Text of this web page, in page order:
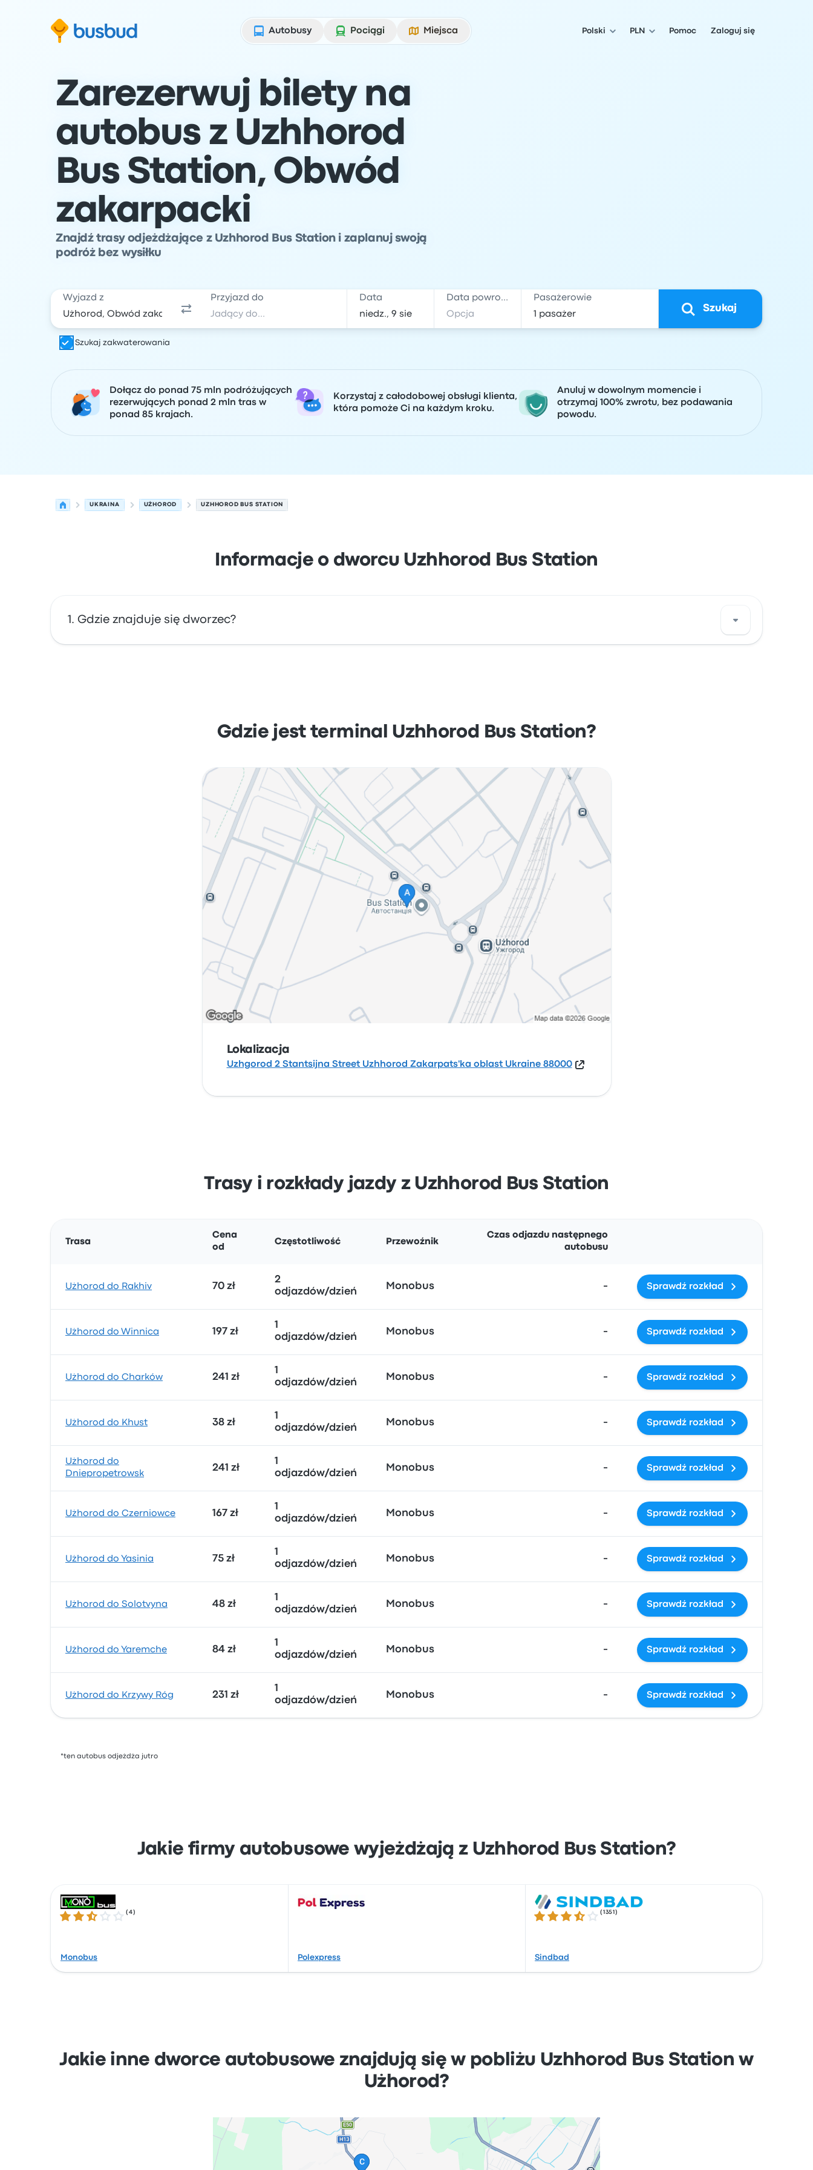
Autobusy
Pociągi Miejsca Polski PLN Pomoc Zaloguj się
Zarezerwuj bilety na
autobus z Uzhhorod
Bus Station, Obwód
zakarpacki
Znajdź trasy odjeżdżające z Uzhhorod Bus Station i zaplanuj swoją
podróż bez wysiłku
Wyjazd z Przyjazd do Data Data powrotu Pasażerowie
Szukaj
Szukaj zakwaterowania
Dołącz do ponad 75 mln podróżujących
rezerwujących ponad 2 mln tras w
ponad 85 krajach.
Korzystaj z całodobowej obsługi klienta,
która pomoże Ci na każdym kroku.
Anuluj w dowolnym momencie i
otrzymaj 100% zwrotu, bez podawania
powodu.
UKRAINA UŻHOROD UZHHOROD BUS STATION
Informacje o dworcu Uzhhorod Bus Station
Gdzie znajduje się dworzec?
Gdzie jest terminal Uzhhorod Bus Station?
Lokalizacja
Uzhgorod 2 Stantsijna Street Uzhhorod Zakarpats'ka oblast Ukraine 88000
Trasy i rozkłady jazdy z Uzhhorod Bus Station
Trasa
Cena
od
Częstotliwość Przewoźnik
Czas odjazdu następnego
autobusu
Użhorod do Rakhiv 70 zł
2
odjazdów/dzień
Monobus - Sprawdź rozkład
Użhorod do Winnica 197 zł
1
odjazdów/dzień
Monobus - Sprawdź rozkład
Użhorod do Charków 241 zł
1
odjazdów/dzień
Monobus - Sprawdź rozkład
Użhorod do Khust 38 zł
1
odjazdów/dzień
Monobus - Sprawdź rozkład
Użhorod do
Dniepropetrowsk
241 zł
1
odjazdów/dzień
Monobus - Sprawdź rozkład
Użhorod do Czerniowce 167 zł
1
odjazdów/dzień
Monobus - Sprawdź rozkład
Użhorod do Yasinia 75 zł
1
odjazdów/dzień
Monobus - Sprawdź rozkład
Użhorod do Solotvyna 48 zł
1
odjazdów/dzień
Monobus - Sprawdź rozkład
Użhorod do Yaremche 84 zł
1
odjazdów/dzień
Monobus - Sprawdź rozkład
Użhorod do Krzywy Róg 231 zł
1
odjazdów/dzień
Monobus - Sprawdź rozkład
*ten autobus odjeżdża jutro
Jakie firmy autobusowe wyjeżdżają z Uzhhorod Bus Station?
2.5 gwiazdek w skali do 5
( 4 )
Monobus Polexpress
3.6 gwiazdek w skali do 5
( 1351 )
Sindbad
Jakie inne dworce autobusowe znajdują się w pobliżu Uzhhorod Bus Station w
Użhorod?